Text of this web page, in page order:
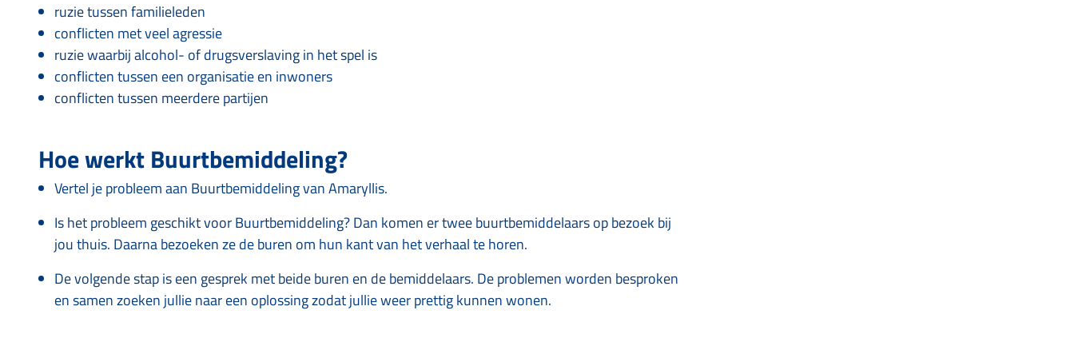
ruzie tussen familieleden
conflicten met veel agressie
ruzie waarbij alcohol- of drugsverslaving in het spel is
conflicten tussen een organisatie en inwoners
conflicten tussen meerdere partijen
Hoe werkt Buurtbemiddeling?
Vertel je probleem aan Buurtbemiddeling van Amaryllis.
Is het probleem geschikt voor Buurtbemiddeling? Dan komen er twee buurtbemiddelaars op bezoek bij
jou thuis. Daarna bezoeken ze de buren om hun kant van het verhaal te horen.
De volgende stap is een gesprek met beide buren en de bemiddelaars. De problemen worden besproken
en samen zoeken jullie naar een oplossing zodat jullie weer prettig kunnen wonen.